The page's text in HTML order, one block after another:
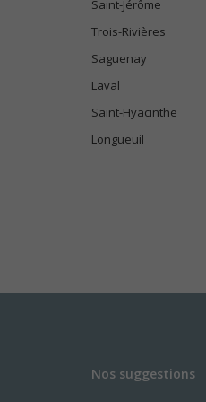
Saint-Jérôme
Trois-Rivières
Saguenay
Laval
Saint-Hyacinthe
Longueuil
Nos suggestions